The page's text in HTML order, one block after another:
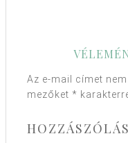
Az e-mail címet
mezőket *
HOZZÁSZÓLÁS